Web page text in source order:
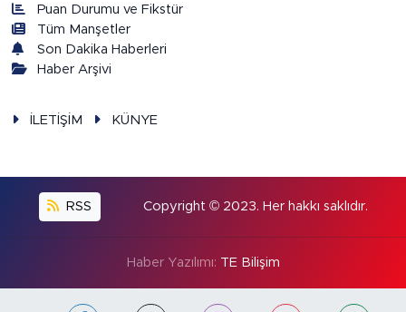
Puan Durumu ve Fikstür
Tüm Manşetler
Son Dakika Haberleri
Haber Arşivi
İLETİŞİM KÜNYE
RSS Copyright © 2023. Her hakkı saklıdır.
Haber Yazılımı: TE Bilişim